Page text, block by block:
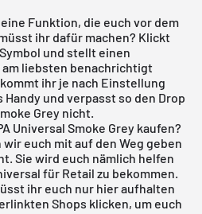
Funktion, die euch vor dem
ihr dafür machen? Klickt
und stellt einen
liebsten benachrichtigt
ihr je nach Einstellung
und verpasst so den Drop
Grey nicht.
Universal Smoke Grey kaufen?
euch mit auf den Weg geben
Sie wird euch nämlich helfen
für Retail zu bekommen.
ihr euch nur hier aufhalten
Shops klicken, um euch